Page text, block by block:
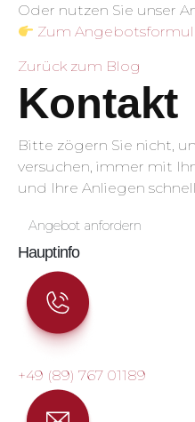
Oder nutzen Sie unser
Zum
Zurück zum Blog
Kontakt
Bitte zögern Sie nicht,
versuchen, immer mit
und Ihre Anliegen
Angebot anfordern
Hauptinfo
+49 (89) 767 01189